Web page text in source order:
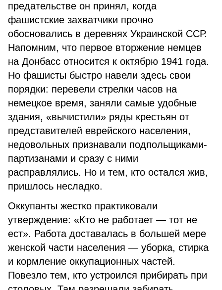
предательстве он принял, когда
фашистские захватчики прочно
обосновались в деревнях Украинской ССР.
Напомним, что первое вторжение немцев
на Донбасс относится к октябрю 1941 года.
Но фашисты быстро навели здесь свои
порядки: перевели стрелки часов на
немецкое время, заняли самые удобные
здания, «вычистили» ряды крестьян от
представителей еврейского населения,
недовольных признавали подпольщиками-
партизанами и сразу с ними
расправлялись. Но и тем, кто остался жив,
пришлось несладко.
Оккупанты жестко практиковали
утверждение: «Кто не работает — тот не
ест». Работа доставалась в большей мере
женской части населения — уборка, стирка
и кормление оккупационных частей.
Повезло тем, кто устроился прибирать при